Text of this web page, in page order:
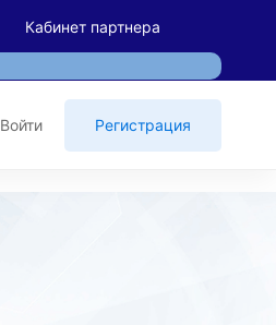
Кабинет партнера
Войти Регистрация